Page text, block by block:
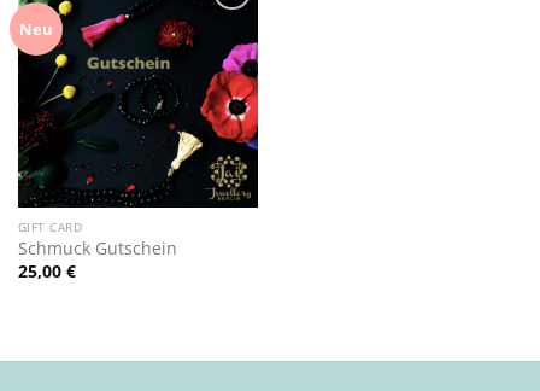
Neu
Wunschliste
hinzufügen
GIFT CARD
Schmuck Gutschein
25,00 €